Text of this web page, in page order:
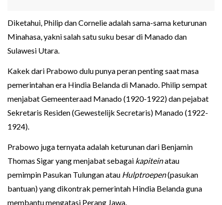
Diketahui, Philip dan Cornelie adalah sama-sama keturunan
Minahasa, yakni salah satu suku besar di Manado dan
Sulawesi Utara.
Kakek dari Prabowo dulu punya peran penting saat masa
pemerintahan era Hindia Belanda di Manado. Philip sempat
menjabat Gemeenteraad Manado (1920-1922) dan pejabat
Sekretaris Residen (Gewestelijk Secretaris) Manado (1922-
1924).
Prabowo juga ternyata adalah keturunan dari Benjamin
Thomas Sigar yang menjabat sebagai kapiteinatau
pemimpin Pasukan Tulungan atau Hulptroepen(pasukan
bantuan) yang dikontrak pemerintah Hindia Belanda guna
membantu mengatasi Perang Jawa.